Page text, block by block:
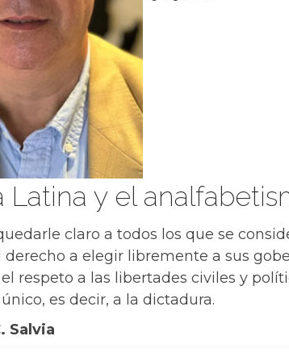
Latina y el
claro a todos los que se
a elegir libremente a sus
respeto a las libertades civiles y
es decir, a la dictadura.
Salvia